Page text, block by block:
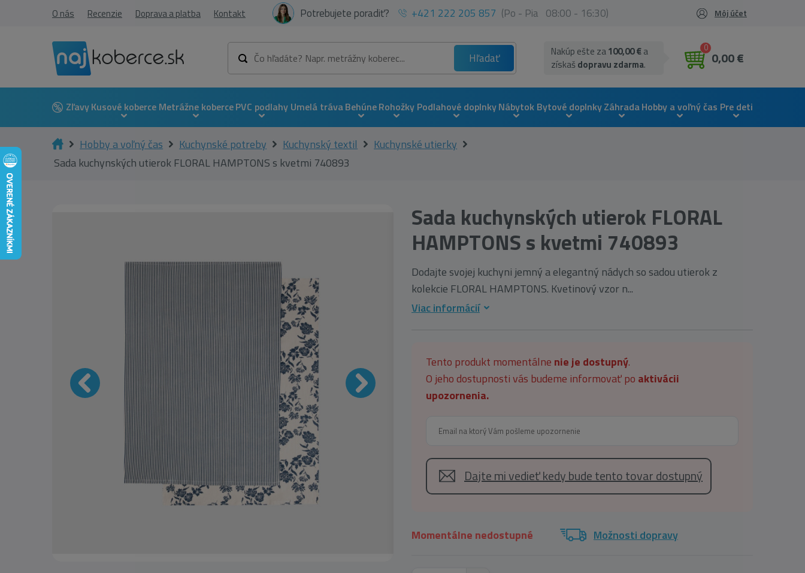
O nás Recenzie Doprava a platba Kontakt Potrebujete poradiť? +421 222 205 857 (Po - Pia 08:00 - 16:30) Môj účet
Hľadať
0
0,00 €
Nakúp ešte za100,00 €a
získaš dopravu zdarma.
ZľavyKusové koberce Metrážne kobercePVC podlahy Umelá trávaBehúneRohožky Podlahové doplnkyNábytok Bytové doplnkyZáhradaHobby a voľný čas Pre deti
Hobby a voľný čas Kuchynské potreby Kuchynský textil
Kuchynské utierky
Sada kuchynských utierok FLORAL HAMPTONS s kvetmi 740893
Sada kuchynských utierok FLORAL
HAMPTONS s kvetmi 740893
Dodajte svojej kuchyni jemný a elegantný nádych so sadou utierok z
kolekcie FLORAL HAMPTONS. Kvetinový vzor n...
Viac informácií
Tento produkt momentálne nie je dostupný.
O jeho dostupnosti vás budeme informovať po aktivácii
upozornenia.
Dajte mi vedieť kedy bude tento tovar dostupný
Momentálne nedostupné Možnosti dopravy